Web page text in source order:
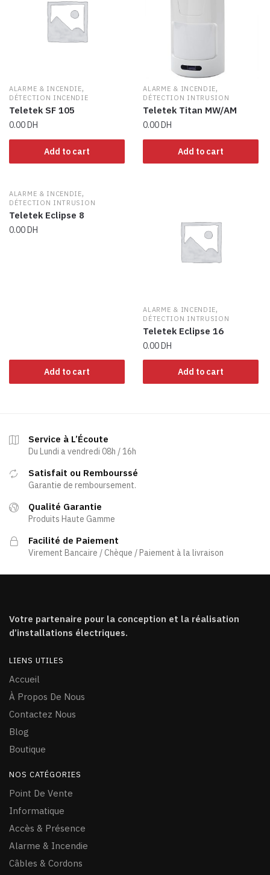
ALARME & INCENDIE,
DÉTECTION INCENDIE
Teletek SF 105
0.00DH
Add to cart
ALARME & INCENDIE,
DÉTECTION INTRUSION
Teletek Titan MW/AM
0.00DH
Add to cart
ALARME & INCENDIE,
DÉTECTION INTRUSION
Teletek Eclipse 8
0.00DH
Add to cart
ALARME & INCENDIE,
DÉTECTION INTRUSION
Teletek Eclipse 16
0.00DH
Add to cart
Service à L’Écoute
Du Lundi a vendredi 08h / 16h
Satisfait ou Rembourssé
Garantie de remboursement.
Qualité Garantie
Produits Haute Gamme
Facilité de Paiement
Virement Bancaire / Chèque / Paiement à la livraison
Votre partenaire pour la conception et la réalisation
d’installations électriques.
LIENS UTILES
Accueil
À Propos De Nous
Contactez Nous
Blog
Boutique
NOS CATÉGORIES
Point De Vente
Informatique
Accès & Présence
Alarme & Incendie
Câbles & Cordons